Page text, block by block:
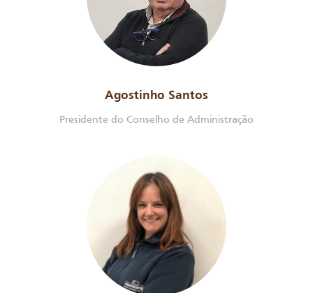
Agostinho Santos
Presidente do Conselho de Administração